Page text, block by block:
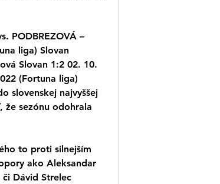
PODBREZOVÁ –
liga) Slovan
Slovan 1:2 02. 10.
(Fortuna liga)
slovenskej najvyššej
sezónu odohrala
to proti silnejším
ako Aleksandar
Dávid Strelec